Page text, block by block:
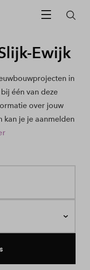
Ewijk
in
één van deze
over jouw
kan je je aanmelden